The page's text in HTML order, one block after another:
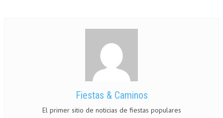
Fiestas & Caminos
El primer sitio de noticias de fiestas populares